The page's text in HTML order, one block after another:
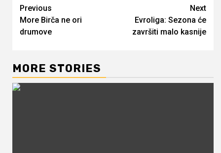
Continue
Reading
Previous
More Birča ne ori
drumove
Next
Evroliga: Sezona će
završiti malo kasnije
MORE STORIES